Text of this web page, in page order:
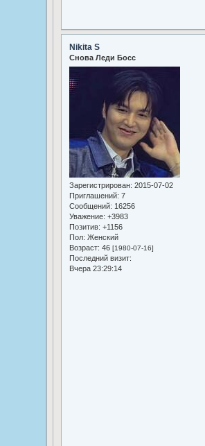
Nikita S
Снова Леди Босс
Зарегистрирован: 2015-07-02
Приглашений: 7
Сообщений: 16256
Уважение: +3983
Позитив: +1156
Пол: Женский
Возраст: 46 [1980-07-16]
Последний визит:
Вчера 23:29:14